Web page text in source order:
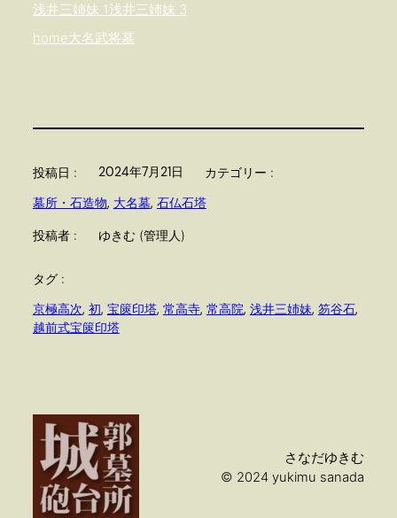
浅井三姉妹 1浅井三姉妹 3
home大名武将墓
投稿日 : 2024年7月21日 カテゴリー :
墓所・石造物, 大名墓, 石仏石塔
投稿者 : ゆきむ (管理人)
タグ :
京極高次, 初, 宝篋印塔, 常高寺, 常高院, 浅井三姉妹, 笏谷石
越前式宝篋印塔
さなだゆきむ
© 2024 yukimu sanada